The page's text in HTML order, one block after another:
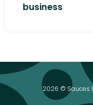
business
2026 © Sauces